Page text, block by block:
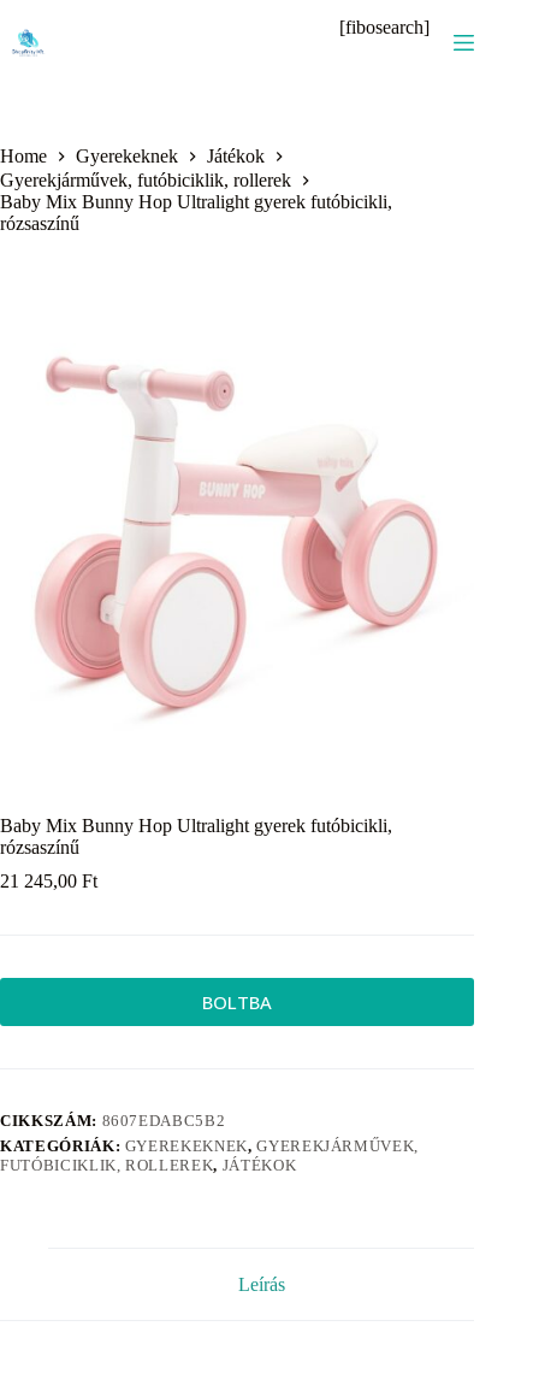
content
[fibosearch]
Home Gyerekeknek
Játékok
Gyerekjárművek, futóbiciklik, rollerek
Baby Mix Bunny Hop Ultralight gyerek futóbicikli,
rózsaszínű
Baby Mix Bunny Hop Ultralight gyerek futóbicikli,
rózsaszínű
21 245,00 Ft
BOLTBA
CIKKSZÁM: 8607EDABC5B2
KATEGÓRIÁK: GYEREKEKNEK,GYEREKJÁRMŰVEK,
FUTÓBICIKLIK, ROLLEREK, JÁTÉKOK
Leírás